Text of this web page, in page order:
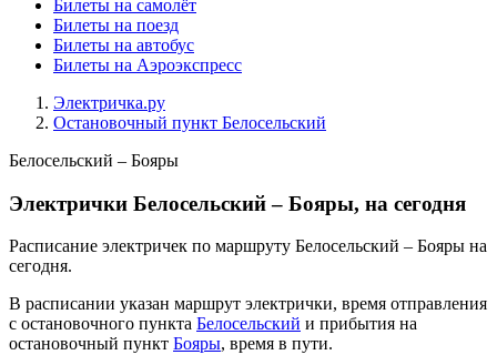
Билеты на самолёт
Билеты на поезд
Билеты на автобус
Билеты на Аэроэкспресс
Электричка.ру
Остановочный пункт Белосельский
Белосельский – Бояры
Электрички Белосельский – Бояры, на сегодня
Расписание электричек по маршруту Белосельский – Бояры на
сегодня.
В расписании указан маршрут электрички, время отправления
с остановочного пункта Белосельский и прибытия на
остановочный пункт Бояры, время в пути.